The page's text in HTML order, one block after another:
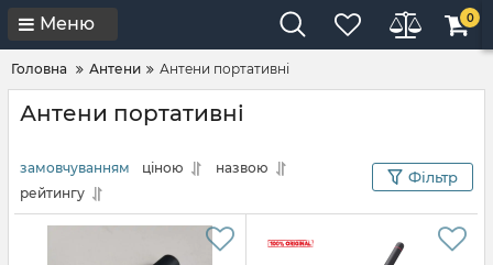
Меню 0
Головна Антени Антени портативні
Антени портативні
замовчуванням ціною
назвою
рейтингу
Фільтр